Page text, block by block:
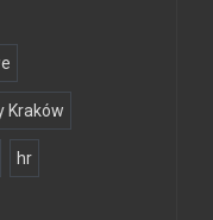
Kraków
hr